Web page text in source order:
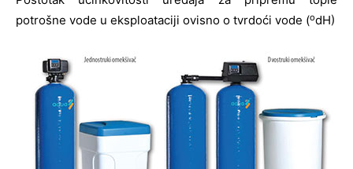
potrošne vode u eksploataciji ovisno o tvrdoći vode (odH)